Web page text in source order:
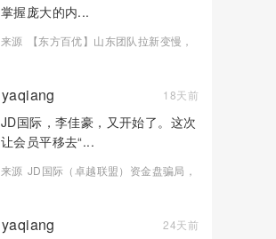
掌握庞大的内...
来源
【东方百优】山东团队拉新变慢，
yaqiang 18天前
JD国际，李佳豪，又开始了。这次
让会员平移去“...
来源 JD国际（卓越联盟）资金盘骗局，
yaqiang 24天前